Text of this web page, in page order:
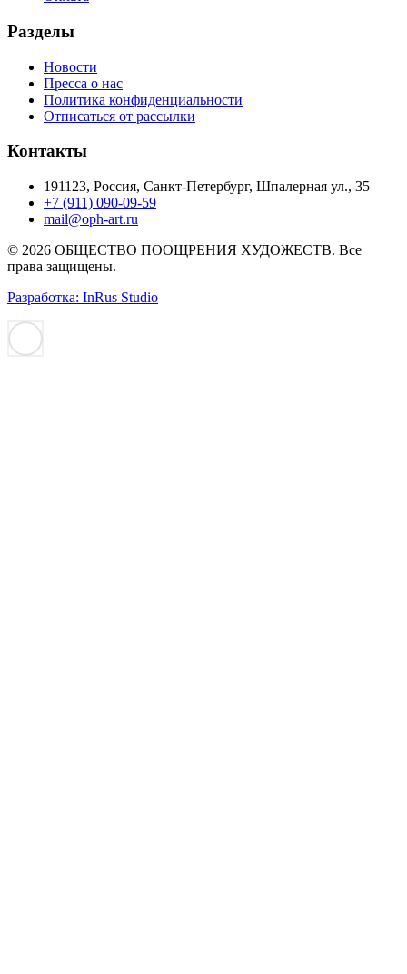
Разделы
Новости
Пресса о нас
Политика конфиденциальности
Отписаться от рассылки
Контакты
191123, Россия, Санкт-Петербург, Шпалерная ул., 35
+7 (911) 090-09-59
mail@oph-art.ru
© 2026 ОБЩЕСТВО ПООЩРЕНИЯ ХУДОЖЕСТВ. Все
права защищены.
Разработка: InRus Studio